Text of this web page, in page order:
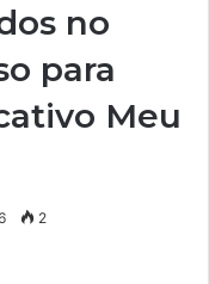
no
para
Meu
2